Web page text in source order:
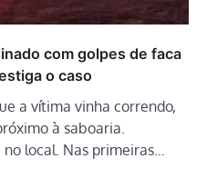
com golpes de faca
o caso
a vítima vinha correndo,
à saboaria.
no local. Nas primeiras…